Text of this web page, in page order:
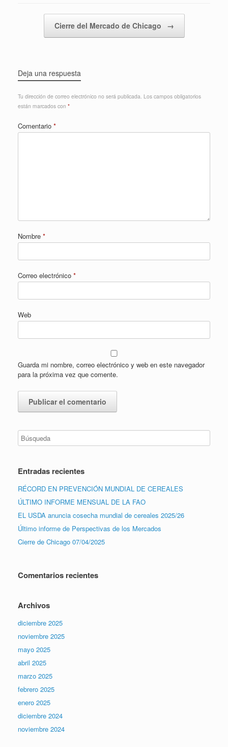
Cierre del Mercado de Chicago →
Deja una respuesta
Tu dirección de correo electrónico no será publicada. Los campos obligatorios
están marcados con *
Comentario *
Nombre *
Correo electrónico *
Web
Guarda mi nombre, correo electrónico y web en este navegador
para la próxima vez que comente.
Entradas recientes
RÉCORD EN PREVENCIÓN MUNDIAL DE CEREALES
ÚLTIMO INFORME MENSUAL DE LA FAO
EL USDA anuncia cosecha mundial de cereales 2025/26
Último informe de Perspectivas de los Mercados
Cierre de Chicago 07/04/2025
Comentarios recientes
Archivos
diciembre 2025
noviembre 2025
mayo 2025
abril 2025
marzo 2025
febrero 2025
enero 2025
diciembre 2024
noviembre 2024